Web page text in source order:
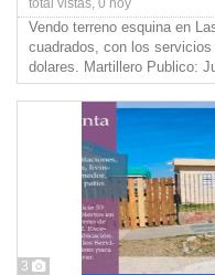
total vistas, 0 hoy
Vendo terreno esquina en
cuadrados, con los
dolares. Martillero Publico:
3